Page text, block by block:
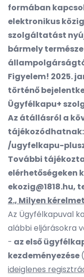
formában
elektronikus
szolgáltatást
bármely
Figyelem! 2025.
történő
Ügyfélkapu+
Az átállásról a
tájékozódhatnak:
/ugyfelkapu-
További
elérhetőségeken
ekozig@1818.hu,
2., Milyen
Az Ügyfélkapuval
alábbi eljárásokra
- az első
kezdeményezése(
ideiglenes